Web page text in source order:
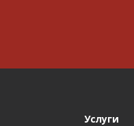
Услуги